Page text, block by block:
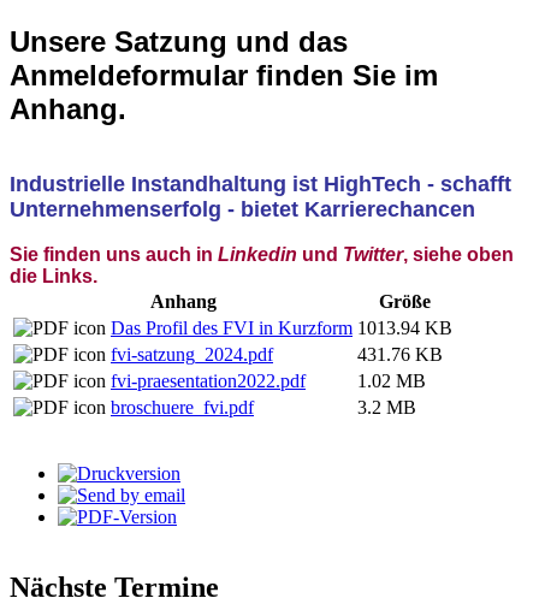
Unsere Satzung und das
Anmeldeformular finden Sie im
Anhang.
Industrielle Instandhaltung ist HighTech - schafft
Unternehmenserfolg - bietet Karrierechancen
Sie finden uns auch in Linkedin und Twitter, siehe oben
die Links.
Anhang
Größe
Das Profil des FVI in Kurzform 1013.94 KB
fvi-satzung_2024.pdf
431.76 KB
fvi-praesentation2022.pdf
1.02 MB
broschuere_fvi.pdf
3.2 MB
Nächste Termine